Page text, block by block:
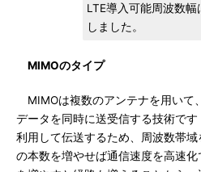
LTE導入可能周波数
しました。
MIMOのタイプ
MIMOは複数のアンテナを用いて
データを同時に送受信する技術です
利用して伝送するため、周波数帯
の本数を増やせば通信速度を高速